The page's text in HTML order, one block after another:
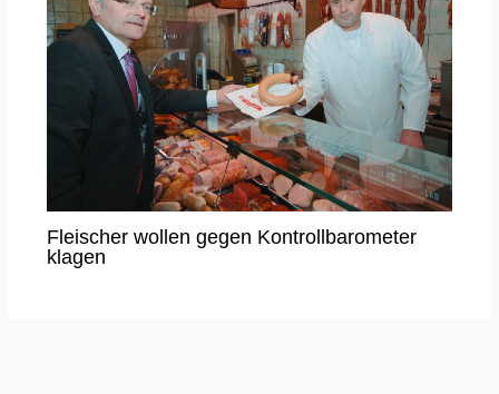
Fleischer wollen gegen Kontrollbarometer
klagen